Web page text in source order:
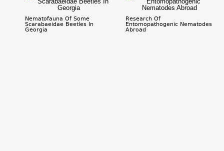
Nematofauna Of Some
Scarabaeidae Beetles In
Georgia
Research Of
Entomopathogenic Nematodes
Abroad